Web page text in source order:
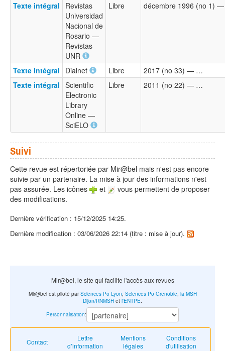
Texte intégral
Revistas
Universidad
Nacional de
Rosario —
Revistas
UNR
Libre décembre 1996 (no 1)
Texte intégral Dialnet Libre
2017 (no 33) — …
Texte intégral Scientific
Electronic
Library
Online —
SciELO
Libre 2011 (no 22) — …
Suivi
Cette revue est répertoriée par Mir@bel mais n'est pas encore
suivie par un partenaire. La mise à jour des informations n'est
pas assurée. Les icônes
et
vous permettent de proposer
des modifications.
Dernière vérification : 15/12/2025 14:25.
Dernière modification : 03/06/2026 22:14 (titre : mise à jour).
Mir@bel, le site qui facilite l'accès aux revues
Contact
Lettre
d’information
Mentions
légales
Conditions
d'utilisation
Mir@bel est piloté parSciences Po Lyon, Sciences Po Grenoble, la MSH
Dijon/RNMSH et l'ENTPE.
Personnalisation: